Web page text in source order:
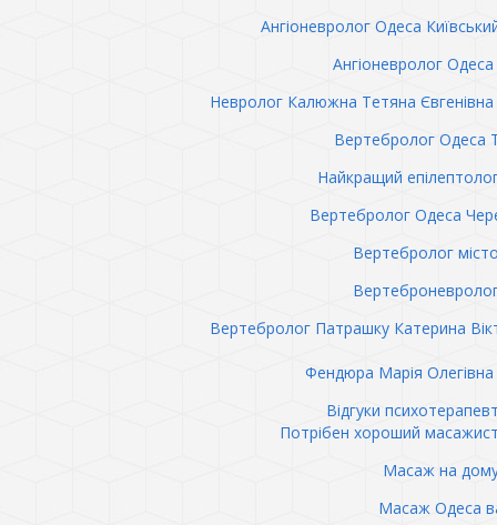
Ангіоневролог Одеса
Ангіоневролог Одеса
Невролог Калюжна Тетяна Євгенівна
Вертебролог Одеса
Найкращий
Вертебролог Одеса
Вертебролог
Вертебролог Патрашку Катерина
Фендюра Марія Олегівна
Відгуки
Потрібен хороший
Масаж на
Масаж Одеса